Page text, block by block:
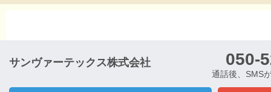
サンヴァーテックス株式会社 050-
通話後、SMS